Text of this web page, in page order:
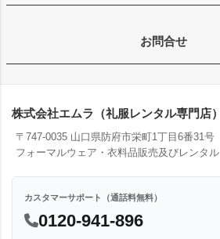
お問合せ
株式会社エムラ（礼服レンタル専門店）
〒747-0035 山口県防府市栄町1丁目6番31号
フォーマルウェア・衣料品販売及びレンタル
カスタマーサポート（通話料無料）
0120-941-896